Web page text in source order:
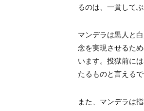
るのは、一貫して
マンデラは黒人と
念を実現させるた
います。投獄前に
たるものと言えるで
また、マンデラは